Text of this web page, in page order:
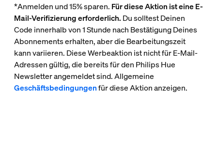
*Anmelden und 15% sparen. Für diese Aktion ist eine E-
Mail-Verifizierung erforderlich. Du solltest Deinen
Code innerhalb von 1 Stunde nach Bestätigung Deines
Abonnements erhalten, aber die Bearbeitungszeit
kann variieren. Diese Werbeaktion ist nicht für E-Mail-
Adressen gültig, die bereits für den Philips Hue
Newsletter angemeldet sind. Allgemeine
Geschäftsbedingungenfür diese Aktion anzeigen.